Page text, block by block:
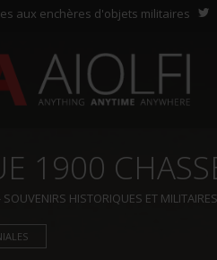
aux enchères d'objets militaires
1900
HISTORIQUES ET MILITAIRES